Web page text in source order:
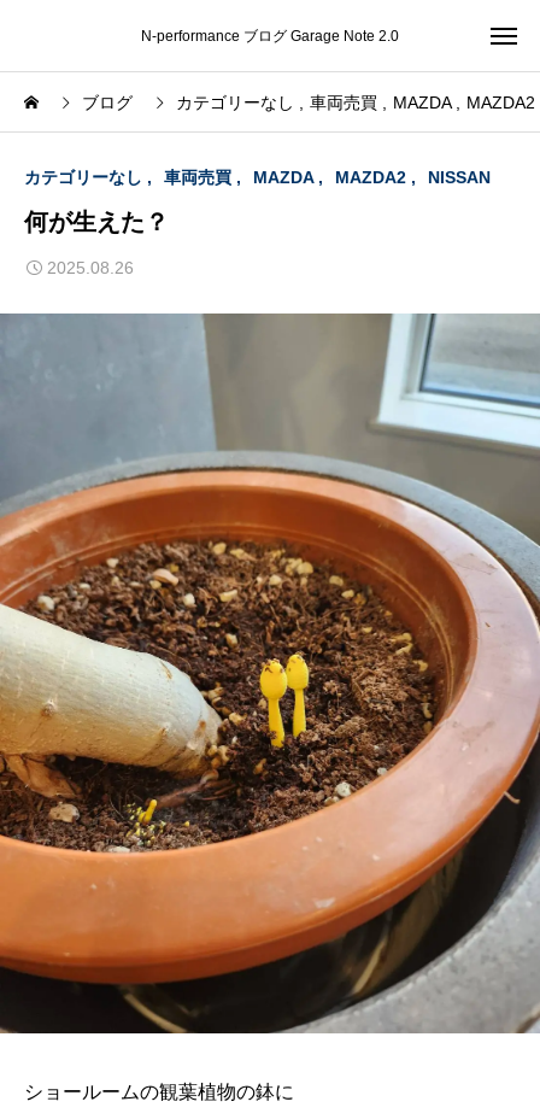
N-performance ブログ Garage Note 2.0
ブログ カテゴリーなし 車両売買 MAZDA MAZDA2
カテゴリーなし 車両売買 MAZDA MAZDA2 NISSAN
何が生えた？
2025.08.26
ショールームの観葉植物の鉢に